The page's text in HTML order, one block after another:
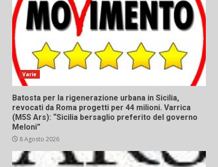
Varie
Batosta per la rigenerazione urbana in Sicilia,
revocati da Roma progetti per 44 milioni. Varrica
(M5S Ars): “Sicilia bersaglio preferito del governo
Meloni”
8 Agosto 2026